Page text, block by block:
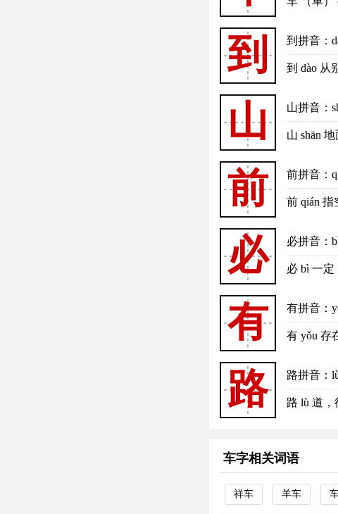
到 到拼音 ：
到 dào 从
山 山拼音 ：
山 shān
前 前拼音 ：
前 qián
必 必拼音 ：
必 bì 一
有 有拼音 ：
有 yǒu 存
路 路拼音 ：
路 lù 道
车字相关词语
祥车 羊车